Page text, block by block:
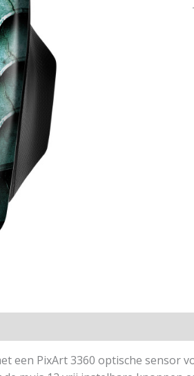
een PixArt 3360 optische